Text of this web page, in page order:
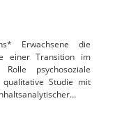
Erwachsene die
einer Transition im
psychosoziale
Studie mit